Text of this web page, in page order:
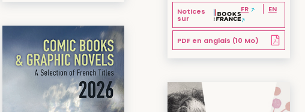
Notices
sur
FR EN
PDF en anglais (10 Mo)